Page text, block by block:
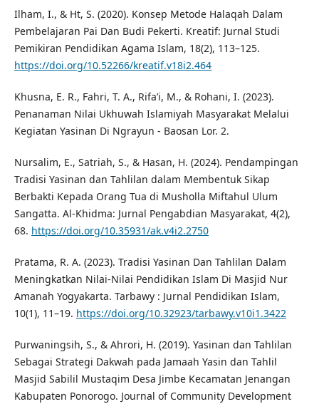
Ilham, I., & Ht, S. (2020). Konsep Metode Halaqah Dalam
Pembelajaran Pai Dan Budi Pekerti. Kreatif: Jurnal Studi
Pemikiran Pendidikan Agama Islam, 18(2), 113–125.
https://doi.org/10.52266/kreatif.v18i2.464
Khusna, E. R., Fahri, T. A., Rifa’i, M., & Rohani, I. (2023).
Penanaman Nilai Ukhuwah Islamiyah Masyarakat Melalui
Kegiatan Yasinan Di Ngrayun - Baosan Lor. 2.
Nursalim, E., Satriah, S., & Hasan, H. (2024). Pendampingan
Tradisi Yasinan dan Tahlilan dalam Membentuk Sikap
Berbakti Kepada Orang Tua di Musholla Miftahul Ulum
Sangatta. Al-Khidma: Jurnal Pengabdian Masyarakat, 4(2),
68. https://doi.org/10.35931/ak.v4i2.2750
Pratama, R. A. (2023). Tradisi Yasinan Dan Tahlilan Dalam
Meningkatkan Nilai-Nilai Pendidikan Islam Di Masjid Nur
Amanah Yogyakarta. Tarbawy : Jurnal Pendidikan Islam,
10(1), 11–19. https://doi.org/10.32923/tarbawy.v10i1.3422
Purwaningsih, S., & Ahrori, H. (2019). Yasinan dan Tahlilan
Sebagai Strategi Dakwah pada Jamaah Yasin dan Tahlil
Masjid Sabilil Mustaqim Desa Jimbe Kecamatan Jenangan
Kabupaten Ponorogo. Journal of Community Development